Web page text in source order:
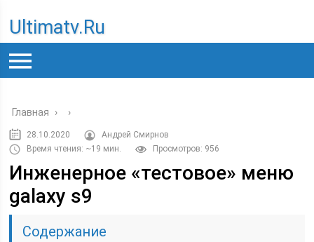
Ultimatv.ru
Главная › ›
28.10.2020
Андрей Смирнов
Время чтения: ~19 мин.
Просмотров: 956
Инженерное «тестовое» меню
galaxy s9
Содержание